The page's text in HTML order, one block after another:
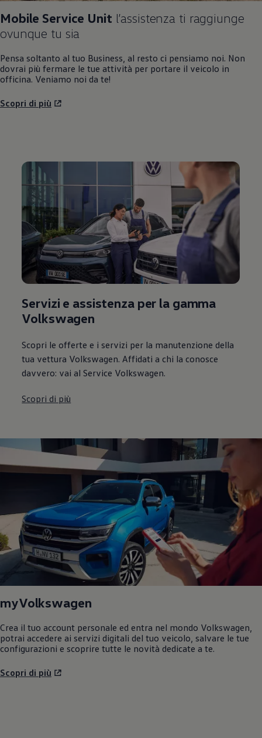
Mobile Service Unit l’assistenza ti raggiunge
ovunque tu sia
Pensa soltanto al tuo Business, al resto ci pensiamo noi. Non
dovrai più fermare le tue attività per portare il veicolo in
officina. Veniamo noi da te!
Scopri di più
Servizi e assistenza per la gamma
Volkswagen
Scopri le offerte e i servizi per la manutenzione della
tua vettura Volkswagen. Affidati a chi la conosce
davvero: vai al Service Volkswagen.
Scopri di più
myVolkswagen
Crea il tuo account personale ed entra nel mondo Volkswagen,
potrai accedere ai servizi digitali del tuo veicolo, salvare le tue
configurazioni e scoprire tutte le novità dedicate a te.
Scopri di più